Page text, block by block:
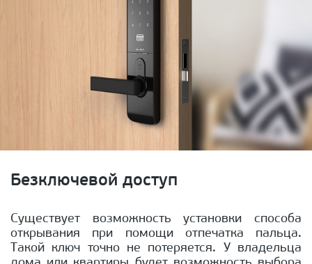
Безключевой доступ
Существует возможность установки способа
открывания при помощи отпечатка пальца.
Такой ключ точно не потеряется. У владельца